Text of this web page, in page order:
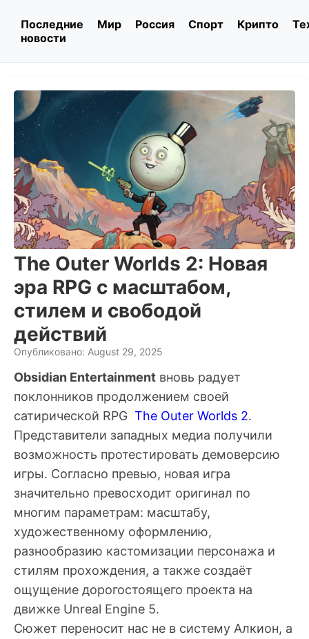
Последние
новости
Мир Россия Спорт Крипто
The Outer Worlds 2: Новая
эра RPG с масштабом,
стилем и свободой
действий
Опубликовано: August 29, 2025
Obsidian Entertainment вновь радует
поклонников продолжением своей
сатирической RPG The Outer Worlds 2.
Представители западных медиа получили
возможность протестировать демоверсию
игры. Согласно превью, новая игра
значительно превосходит оригинал по
многим параметрам: масштабу,
художественному оформлению,
разнообразию кастомизации персонажа и
стилям прохождения, а также создаёт
ощущение дорогостоящего проекта на
движке Unreal Engine 5.
Сюжет переносит нас не в систему Алкион, а